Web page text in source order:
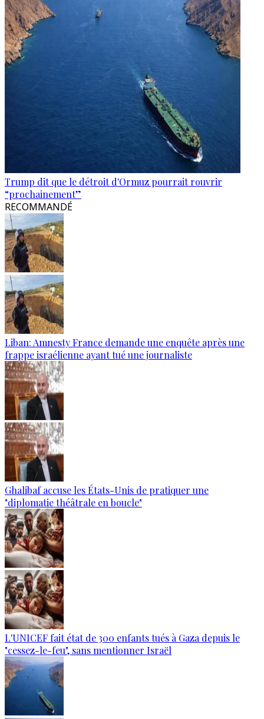
Trump dit que le détroit d'Ormuz pourrait rouvrir
“prochainement”
RECOMMANDÉ
Liban: Amnesty France demande une enquête après une
frappe israélienne ayant tué une journaliste
Ghalibaf accuse les États-Unis de pratiquer une
"diplomatie théâtrale en boucle"
L'UNICEF fait état de 300 enfants tués à Gaza depuis le
"cessez-le-feu", sans mentionner Israël